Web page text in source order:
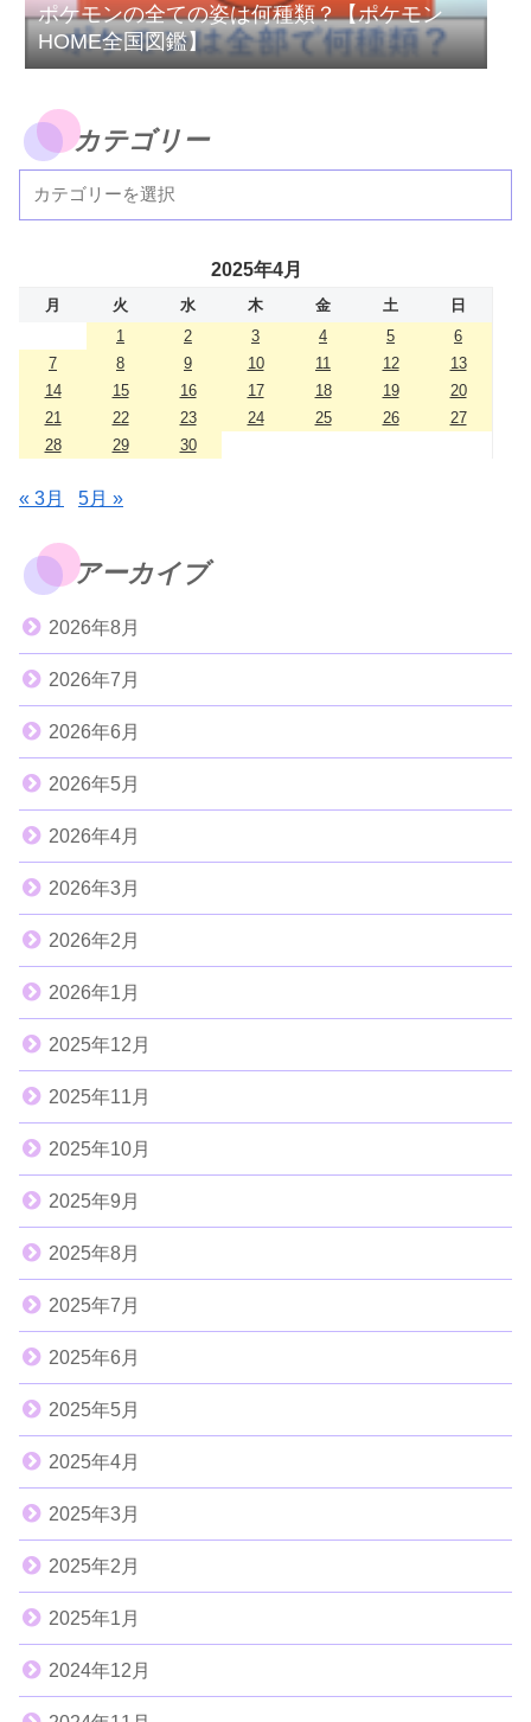
ポケモンの全ての姿は何種類？【ポケモン
HOME全国図鑑】
カテゴリー
2025年4月
月 火 水 木 金 土
日
1
2 3 4 5
6
7
8 9 10 11 12
13
14
15 16 17 18 19
20
21
22 23 24 25 26
27
28
29 30
« 3月 5月 »
アーカイブ
2026年8月
2026年7月
2026年6月
2026年5月
2026年4月
2026年3月
2026年2月
2026年1月
2025年12月
2025年11月
2025年10月
2025年9月
2025年8月
2025年7月
2025年6月
2025年5月
2025年4月
2025年3月
2025年2月
2025年1月
2024年12月